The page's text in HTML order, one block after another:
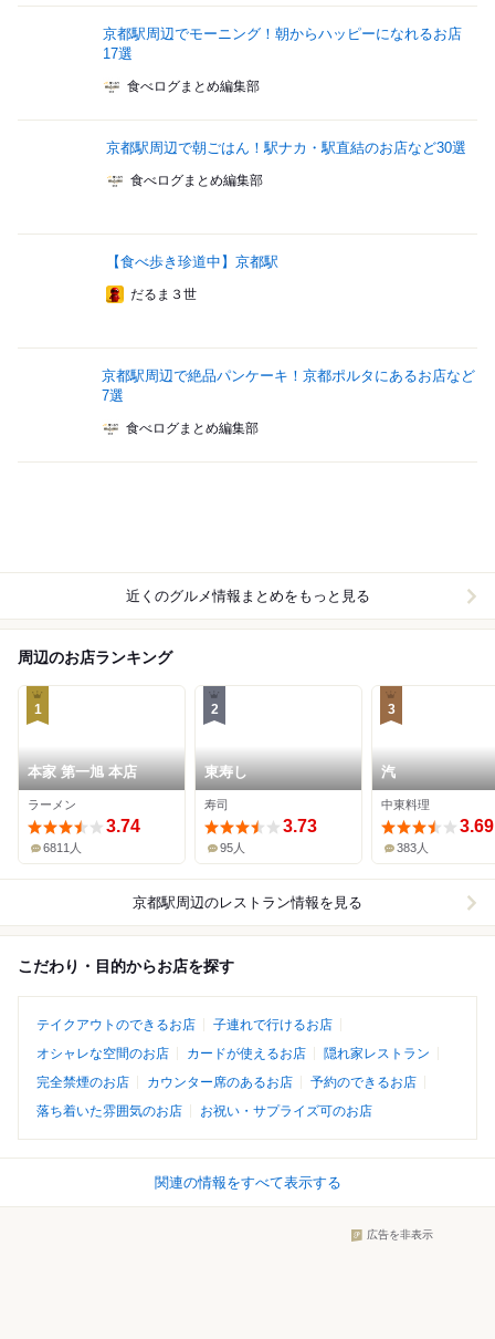
京都駅周辺でモーニング！朝からハッピーになれるお店
17選
食べログまとめ編集部
京都駅周辺で朝ごはん！駅ナカ・駅直結のお店など30選
食べログまとめ編集部
【食べ歩き珍道中】京都駅
だるま３世
京都駅周辺で絶品パンケーキ！京都ポルタにあるお店など
7選
食べログまとめ編集部
近くのグルメ情報まとめをもっと見る
周辺のお店ランキング
1
本家 第一旭 本店
ラーメン
3.74
6811人
2
東寿し
寿司
3.73
95人
3
汽
中東料理
3.69
383人
京都駅周辺のレストラン情報を見る
こだわり・目的からお店を探す
テイクアウトのできるお店
子連れで行けるお店
オシャレな空間のお店
カードが使えるお店
隠れ家レストラン
完全禁煙のお店
カウンター席のあるお店
予約のできるお店
落ち着いた雰囲気のお店
お祝い・サプライズ可のお店
関連の情報をすべて表示する
広告を非表示